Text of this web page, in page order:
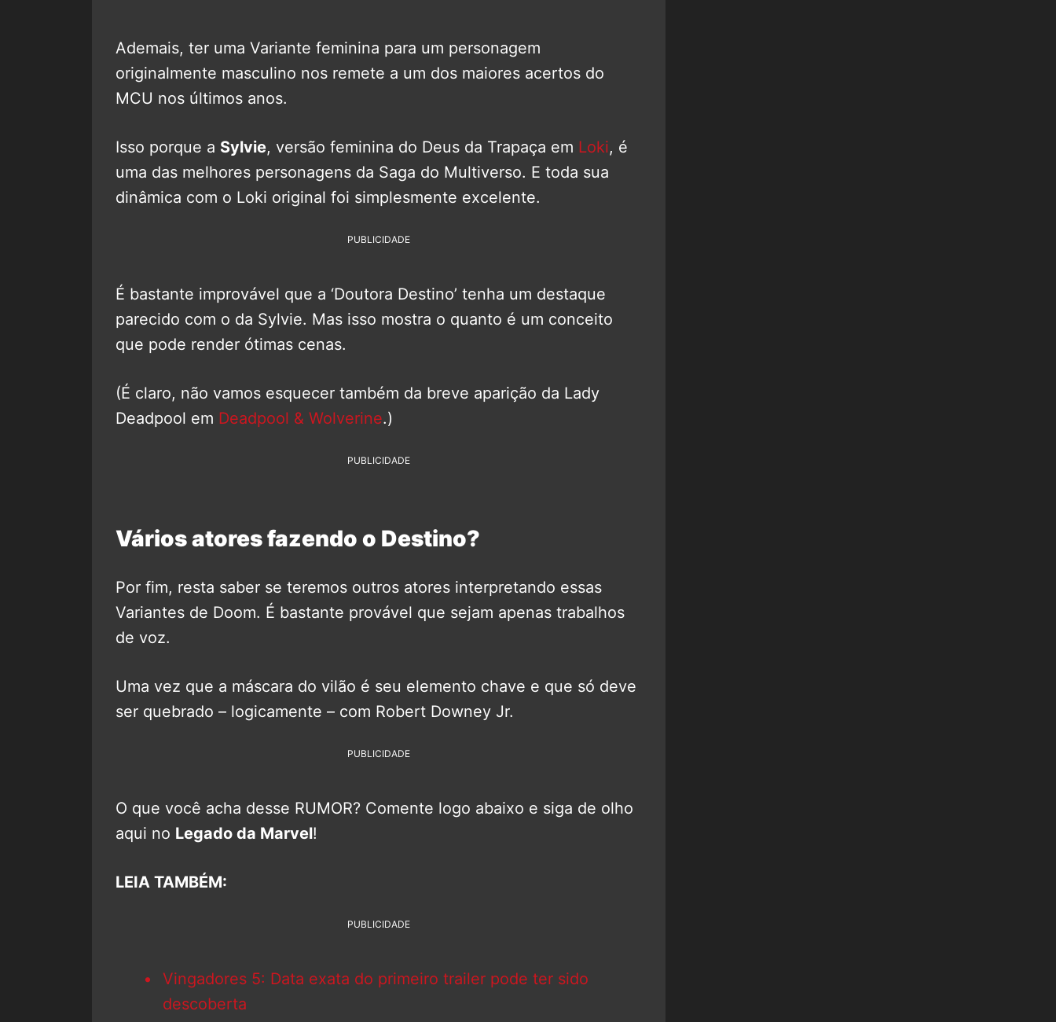
Ademais, ter uma Variante feminina para um personagem
originalmente masculino nos remete a um dos maiores acertos do
MCU nos últimos anos.
Isso porque a Sylvie, versão feminina do Deus da Trapaça em Loki, é
uma das melhores personagens da Saga do Multiverso. E toda sua
dinâmica com o Loki original foi simplesmente excelente.
PUBLICIDADE
É bastante improvável que a ‘Doutora Destino’ tenha um destaque
parecido com o da Sylvie. Mas isso mostra o quanto é um conceito
que pode render ótimas cenas.
(É claro, não vamos esquecer também da breve aparição da Lady
Deadpool em Deadpool & Wolverine.)
PUBLICIDADE
Vários atores fazendo o Destino?
Por fim, resta saber se teremos outros atores interpretando essas
Variantes de Doom. É bastante provável que sejam apenas trabalhos
de voz.
Uma vez que a máscara do vilão é seu elemento chave e que só deve
ser quebrado – logicamente – com Robert Downey Jr.
PUBLICIDADE
O que você acha desse RUMOR? Comente logo abaixo e siga de olho
aqui no Legado da Marvel!
LEIA TAMBÉM:
PUBLICIDADE
Vingadores 5: Data exata do primeiro trailer pode ter sido
descoberta